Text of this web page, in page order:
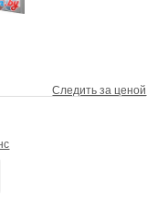
Следить за ценой